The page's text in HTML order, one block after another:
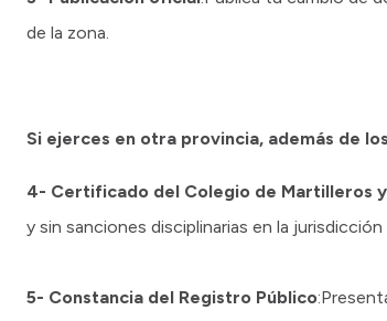
de la zona.
Si ejerces en otra provincia, además de
4- Certificado del Colegio de Martilleros
y sin sanciones disciplinarias en la
5- Constancia del Registro Público